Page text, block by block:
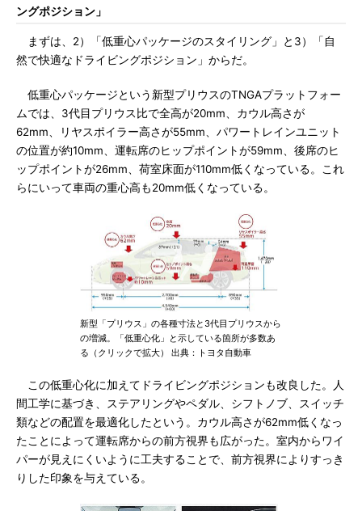
ングポジション」
まずは、2）「低重心パッケージのスタイリング」と3）「自
然で快適なドライビングポジション」からだ。
低重心パッケージという新型プリウスのTNGAプラットフォー
ムでは、3代目プリウス比で全高が20mm、カウル高さが
62mm、リヤスポイラー高さが55mm、パワートレインユニット
の位置が約10mm、運転席のヒップポイントが59mm、後席のヒ
ップポイントが26mm、荷室床面が110mm低くなっている。これ
らにいって車両の重心高も20mm低くなっている。
新型「プリウス」の各種寸法と3代目プリウスから
の増減。「低重心化」と示している箇所が多数あ
る（クリックで拡大） 出典：トヨタ自動車
この低重心化に加えてドライビングポジションも改良した。人
間工学に基づき、ステアリングやペダル、シフトノブ、スイッチ
類などの配置を最適化したという。カウル高さが62mm低くなっ
たことによって運転席からの前方視界も広がった。室内からワイ
パーが見えにくいように工夫することで、前方視界によりすっき
りした印象を与えている。